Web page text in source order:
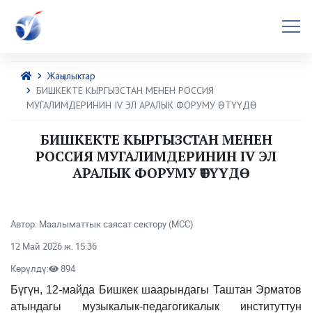
Жаңылыктар
БИШКЕКТЕ КЫРГЫЗСТАН МЕНЕН РОССИЯ
МУГАЛИМДЕРИНИН IV ЭЛ АРАЛЫК ФОРУМУ ӨТҮҮДӨ
БИШКЕКТЕ КЫРГЫЗСТАН МЕНЕН
РОССИЯ МУГАЛИМДЕРИНИН IV ЭЛ
АРАЛЫК ФОРУМУ ӨТҮҮДӨ
Автор: Маалыматтык саясат сектору (МСС)
12 Май 2026 ж. 15:36
Көрүлдү:
894
Бүгүн, 12-майда Бишкек шаарындагы Таштан Эрматов
атындагы музыкалык-педагогикалык институттун